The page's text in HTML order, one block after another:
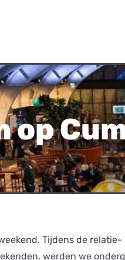
op
Tijdens de
werden we